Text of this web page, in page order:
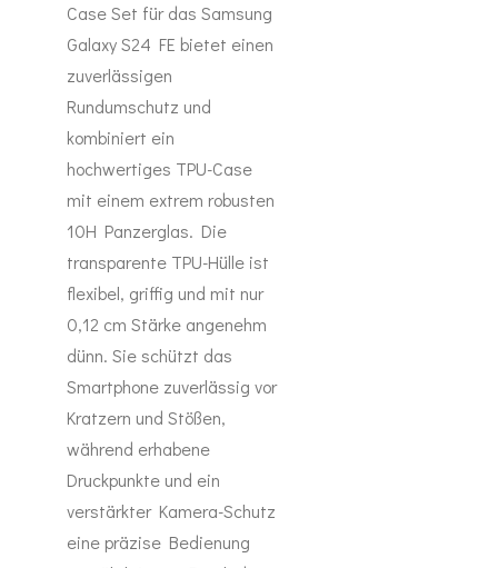
Case Set für das Samsung
Galaxy S24 FE bietet einen
zuverlässigen
Rundumschutz und
kombiniert ein
hochwertiges TPU-Case
mit einem extrem robusten
10H Panzerglas. Die
transparente TPU-Hülle ist
flexibel, griffig und mit nur
0,12 cm Stärke angenehm
dünn. Sie schützt das
Smartphone zuverlässig vor
Kratzern und Stößen,
während erhabene
Druckpunkte und ein
verstärkter Kamera-Schutz
eine präzise Bedienung